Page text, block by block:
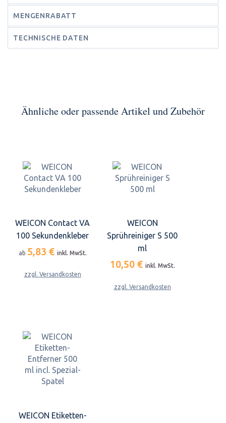
MENGENRABATT
TECHNISCHE DATEN
Ähnliche oder passende Artikel und Zubehör
WEICON Contact VA
100 Sekundenkleber
ab 5,83 € inkl. MwSt.
zzgl. Versandkosten
WEICON
Sprühreiniger S 500
ml
10,50 € inkl. MwSt.
zzgl. Versandkosten
WEICON Etiketten-